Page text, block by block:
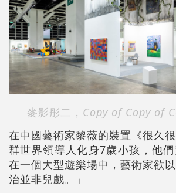
麥影彤二， Copy of Copy of
在中國藝術家黎薇的裝置《很久
群世界領導人化身7歲小孩，他
在一個大型遊樂場中，藝術家欲
治並非兒戲。」